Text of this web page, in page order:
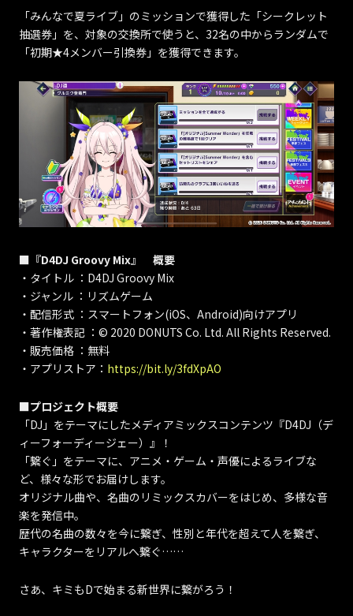
「みんなで夏ライブ」のミッションで獲得した「シークレット
抽選券」を、対象の交換所で使うと、32名の中からランダムで
「初期★4メンバー引換券」を獲得できます。
■『D4DJ Groovy Mix』 概要
・タイトル ：D4DJ Groovy Mix
・ジャンル ：リズムゲーム
・配信形式 ：スマートフォン(iOS、Android)向けアプリ
・著作権表記 ：© 2020 DONUTS Co. Ltd. All Rights Reserved.
・販売価格 ：無料
・アプリストア： https://bit.ly/3fdXpAO
■プロジェクト概要
「DJ」をテーマにしたメディアミックスコンテンツ『D4DJ（デ
ィーフォーディージェー）』！
「繋ぐ」をテーマに、アニメ・ゲーム・声優によるライブな
ど、様々な形でお届けします。
オリジナル曲や、名曲のリミックスカバーをはじめ、多様な音
楽を発信中。
歴代の名曲の数々を今に繋ぎ、性別と年代を超えて人を繋ぎ、
キャラクターをリアルへ繋ぐ……
さあ、キミもDで始まる新世界に繋がろう！